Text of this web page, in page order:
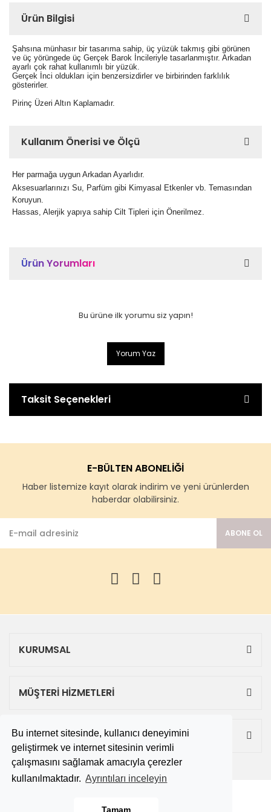
Bu internet sitesinde, kullanıcı deneyimini
geliştirmek ve internet sitesinin verimli
çalışmasını sağlamak amacıyla çerezler
kullanılmaktadır. Ayrıntıları inceleyin
Tamam
Ürün Bilgisi
Şahsına münhasır bir tasarıma sahip, üç yüzük takmış gibi görünen
ve üç yörüngede üç Gerçek Barok İncileriyle tasarlanmıştır. Arkadan
ayarlı çok rahat kullanımlı bir yüzük.
Gerçek İnci oldukları için benzersizdirler ve birbirinden farklılık
gösterirler.
Pirinç Üzeri Altın Kaplamadır.
Kullanım Önerisi ve Ölçü
Her parmağa uygun Arkadan Ayarlıdır.
Aksesuarlarınızı Su, Parfüm gibi Kimyasal Etkenler vb. Temasından
Koruyun.
Hassas, Alerjik yapıya sahip Cilt Tipleri için Önerilmez.
Ürün Yorumları
Bu ürüne ilk yorumu siz yapın!
Yorum Yaz
Taksit Seçenekleri
E-BÜLTEN ABONELİĞİ
Haber listemize kayıt olarak indirim ve yeni ürünlerden
haberdar olabilirsiniz.
ABONE OL
KURUMSAL
MÜŞTERİ HİZMETLERİ
ALIŞVERİŞ